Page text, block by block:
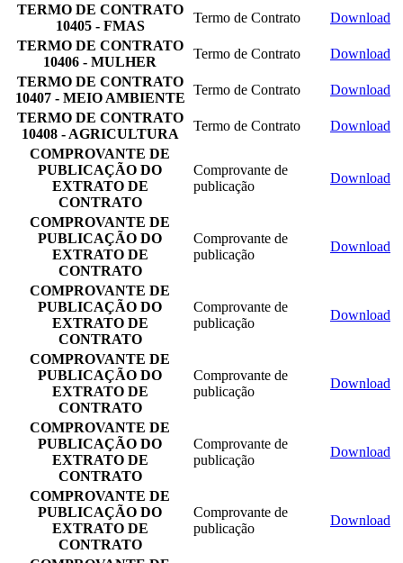
TERMO DE CONTRATO
10405 - FMAS
Termo de Contrato
Download
TERMO DE CONTRATO
10406 - MULHER
Termo de Contrato
Download
TERMO DE CONTRATO
10407 - MEIO AMBIENTE
Termo de Contrato
Download
TERMO DE CONTRATO
10408 - AGRICULTURA
Termo de Contrato
Download
COMPROVANTE DE
PUBLICAÇÃO DO
EXTRATO DE
CONTRATO
Comprovante de
publicação
Download
COMPROVANTE DE
PUBLICAÇÃO DO
EXTRATO DE
CONTRATO
Comprovante de
publicação
Download
COMPROVANTE DE
PUBLICAÇÃO DO
EXTRATO DE
CONTRATO
Comprovante de
publicação
Download
COMPROVANTE DE
PUBLICAÇÃO DO
EXTRATO DE
CONTRATO
Comprovante de
publicação
Download
COMPROVANTE DE
PUBLICAÇÃO DO
EXTRATO DE
CONTRATO
Comprovante de
publicação
Download
COMPROVANTE DE
PUBLICAÇÃO DO
EXTRATO DE
CONTRATO
Comprovante de
publicação
Download